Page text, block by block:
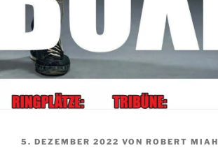
VERÖFFENTLICHT
5. DEZEMBER 2022 VON ROBERT MIAH